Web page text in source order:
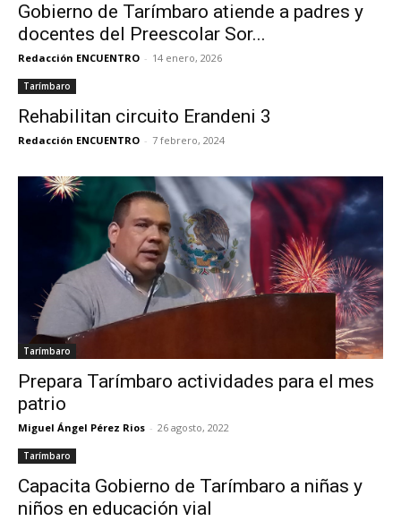
Gobierno de Tarímbaro atiende a padres y
docentes del Preescolar Sor...
Redacción ENCUENTRO - 14 enero, 2026
Tarímbaro
Rehabilitan circuito Erandeni 3
Redacción ENCUENTRO - 7 febrero, 2024
Tarímbaro
Prepara Tarímbaro actividades para el mes
patrio
Miguel Ángel Pérez Rios - 26 agosto, 2022
Tarímbaro
Capacita Gobierno de Tarímbaro a niñas y
niños en educación vial